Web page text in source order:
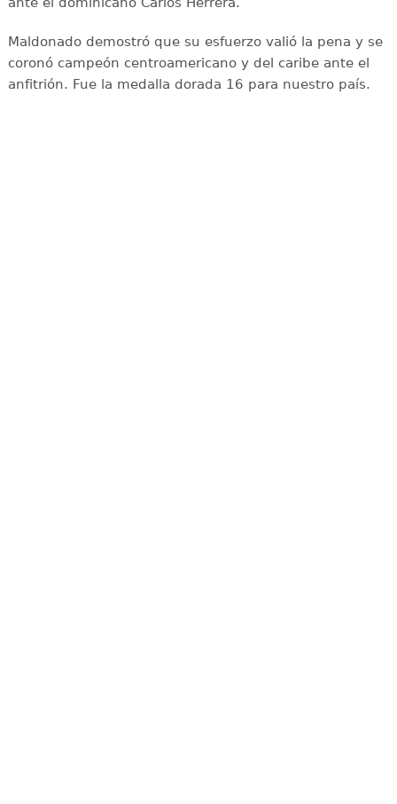
Maldonado demostró que su esfuerzo valió la pena y se
coronó campeón centroamericano y del caribe ante el
anfitrión. Fue la medalla dorada 16 para nuestro país.